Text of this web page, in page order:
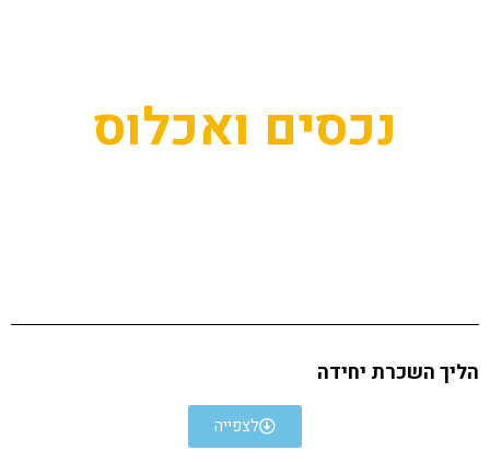
נכסים ואכלוס
הליך השכרת יחידה
לצפייה